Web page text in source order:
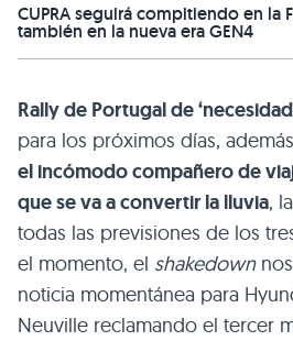
CUPRA seguirá compitiendo en la
también en la nueva era GEN4
Rally de Portugal de
para los próximos días,
el incómodo compañero de
que se va a convertir la lluvia,
todas las previsiones de los
el momento, el shakedownnos
noticia momentánea para
Neuville reclamando el tercer